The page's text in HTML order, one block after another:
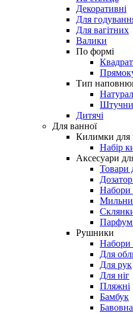
Декоративні
Для
Для вагітних
Валики
По формі
Тип
Дитячі
Для ванної
Килимки для
Набір
Аксесуари
Товари
Набори
Рушники
Набори
Для
Для рук
Для ніг
Пляжні
Бамбук
Бавовна